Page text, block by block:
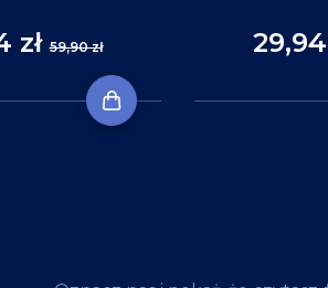
zł59,90 zł